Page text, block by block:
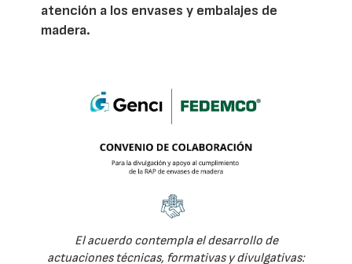
atención a los envases y embalajes de
madera.
El acuerdo contempla el desarrollo de
actuaciones técnicas, formativas y divulgativas: